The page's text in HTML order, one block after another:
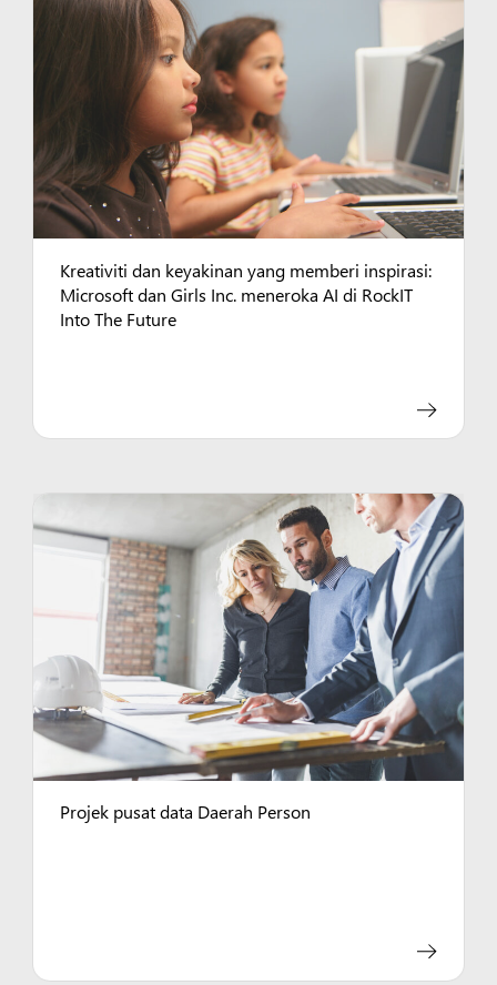
Kreativiti dan keyakinan yang memberi inspirasi:
Microsoft dan Girls Inc. meneroka AI di RockIT
Into The Future
Projek pusat data Daerah Person